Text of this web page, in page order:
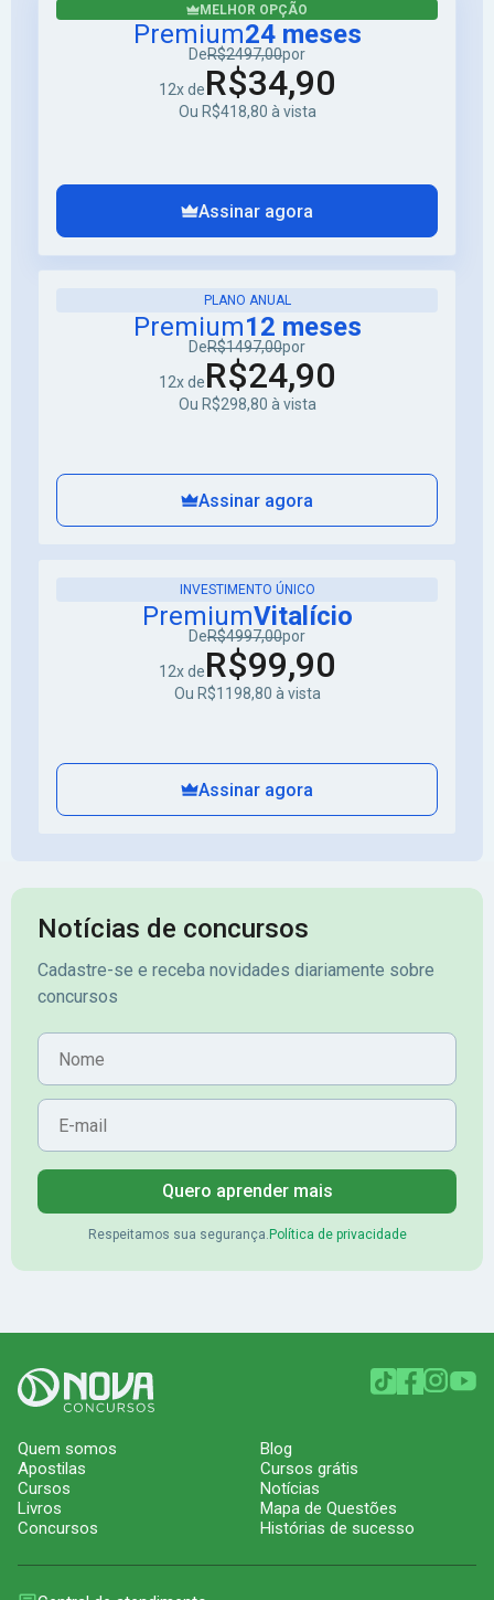
MELHOR OPÇÃO
Premium24 meses
DeR$2497,00por
12x deR$34,90
Ou R$418,80 à vista
Assinar agora
PLANO ANUAL
Premium12 meses
DeR$1497,00por
12x deR$24,90
Ou R$298,80 à vista
Assinar agora
INVESTIMENTO ÚNICO
PremiumVitalício
DeR$4997,00por
12x deR$99,90
Ou R$1198,80 à vista
Assinar agora
Notícias de concursos
Cadastre-se e receba novidades diariamente sobre
concursos
Nome
E-mail
Quero aprender mais
Respeitamos sua segurança. Política de privacidade
Quem somos
Apostilas
Cursos
Livros
Concursos
Blog
Cursos grátis
Notícias
Mapa de Questões
Histórias de sucesso